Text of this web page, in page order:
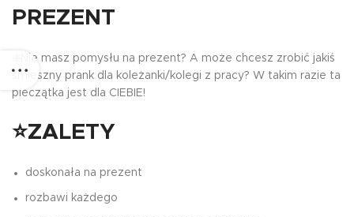
PREZENT
❇️Nie masz pomysłu na prezent? A może chcesz zrobić jakiś
śmieszny prank dla koleżanki/kolegi z pracy? W takim razie ta
pieczątka jest dla CIEBIE!
⭐ZALETY
doskonała na prezent
rozbawi każdego